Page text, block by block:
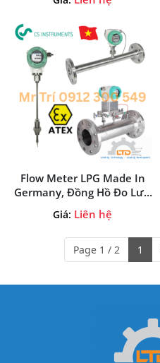
Flow Meter LPG Made In
Germany, Đồng Hồ Đo Lưu
Lượng Khí LPG Xuất Xứ
Đức (Flowmeter Liquefied
Petroleum Gas)
Giá: Liên hệ
Page 1 / 2 1